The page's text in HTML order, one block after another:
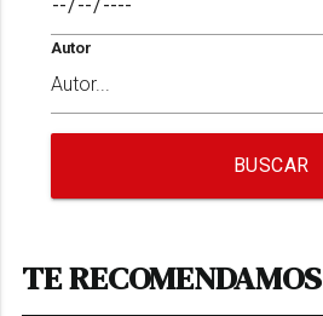
Autor
BUSCAR
TE RECOMENDAMOS